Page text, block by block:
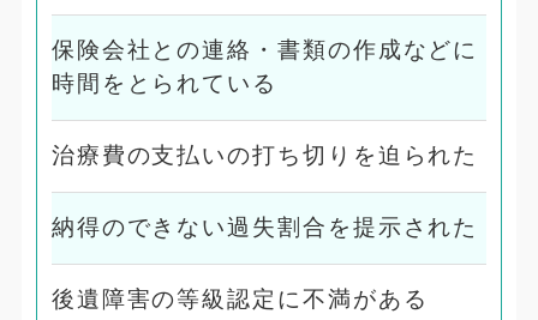
保険会社との連絡・書類の作成などに
時間をとられている
治療費の支払いの打ち切りを迫られた
納得のできない過失割合を提示された
後遺障害の等級認定に不満がある